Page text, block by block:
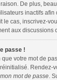
De plus,
inactifs
le cas, inscrivez-
aux discussions
passe !
que votre mot de
Rendez-
mot de passe.